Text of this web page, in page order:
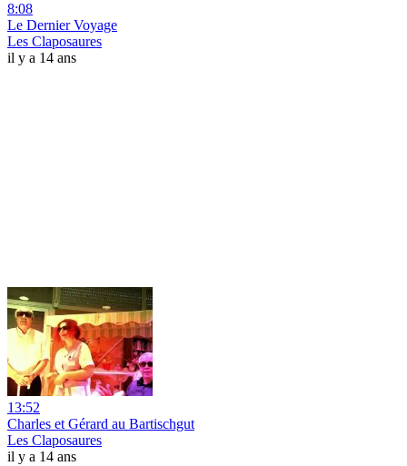
8:08
Le Dernier Voyage
Les Claposaures
il y a 14 ans
13:52
Charles et Gérard au Bartischgut
Les Claposaures
il y a 14 ans